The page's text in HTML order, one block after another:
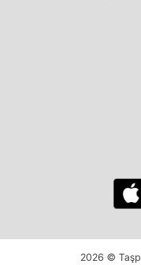
2026 ©